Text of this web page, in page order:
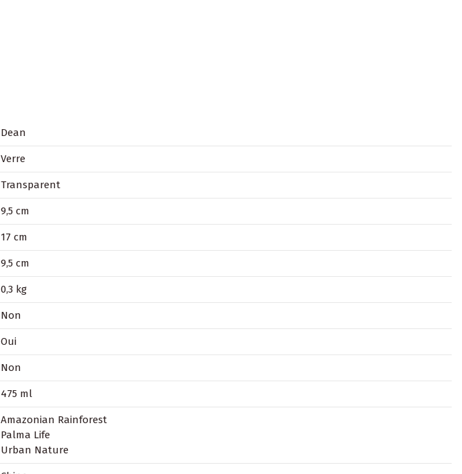
Dean
Verre
Transparent
9,5 cm
17 cm
9,5 cm
0,3 kg
Non
Oui
Non
475 ml
Amazonian Rainforest
Palma Life
Urban Nature